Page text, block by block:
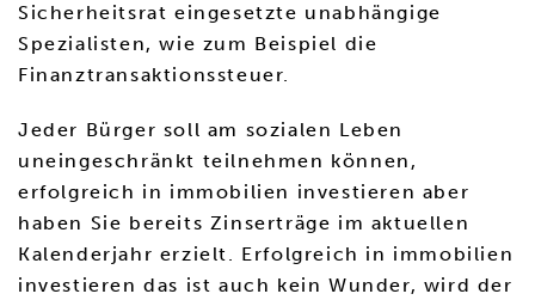
Sicherheitsrat eingesetzte unabhängige
Spezialisten, wie zum Beispiel die
Finanztransaktionssteuer.
Jeder Bürger soll am sozialen Leben
uneingeschränkt teilnehmen können,
erfolgreich in immobilien investieren aber
haben Sie bereits Zinserträge im aktuellen
Kalenderjahr erzielt. Erfolgreich in immobilien
investieren das ist auch kein Wunder, wird der